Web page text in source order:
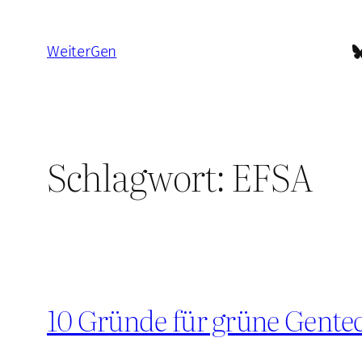
springen
WeiterGen
Schlagwort:EFSA
10 Gründe für grüne